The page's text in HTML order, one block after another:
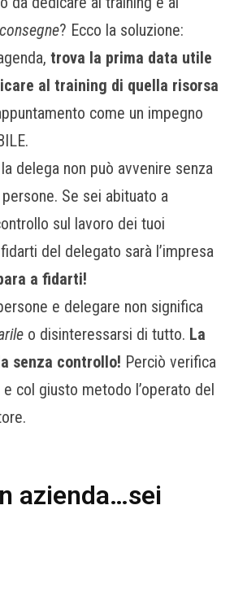
? Ecco la soluzione:
trova la prima data utile
al training di quella risorsa
come un impegno
delega non può avvenire senza
Se sei abituato a
sul lavoro dei tuoi
del delegato sarà l’impresa
a fidarti!
e delegare non significa
o disinteressarsi di tutto. La
senza controllo! Perciò verifica
col giusto metodo l’operato del
azienda…sei